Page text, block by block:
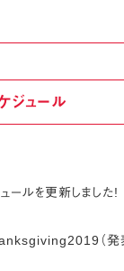
ジュール
ルを更新しました!
（発